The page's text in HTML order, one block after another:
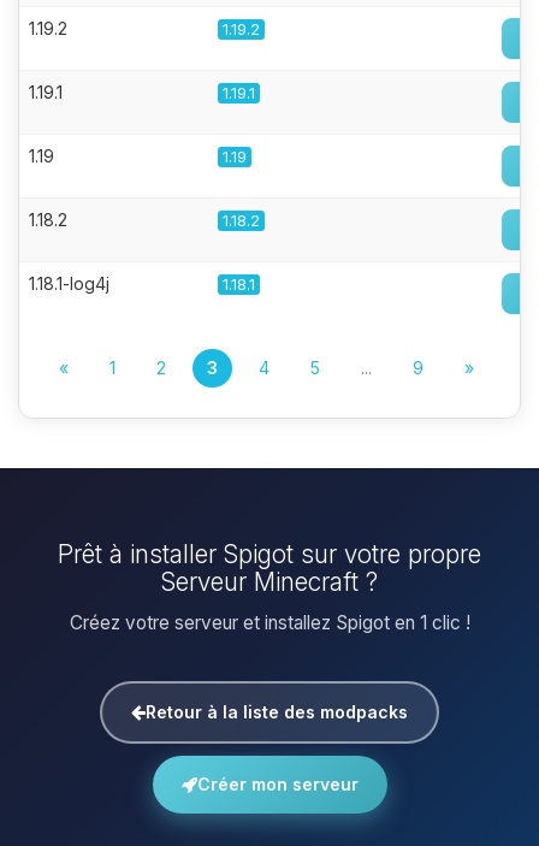
1.19.2 1.19.2
1.19.1 1.19.1
1.19 1.19
1.18.2 1.18.2
1.18.1-log4j 1.18.1
« 1 2 3 4 5 ... 9 »
Prêt à installer Spigot sur votre propre
Serveur Minecraft ?
Créez votre serveur et installez Spigot en 1 clic !
Retour à la liste des modpacks
Créer mon serveur